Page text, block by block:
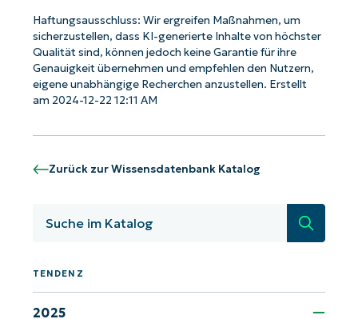
Haftungsausschluss: Wir ergreifen Maßnahmen, um
sicherzustellen, dass KI-generierte Inhalte von höchster
Qualität sind, können jedoch keine Garantie für ihre
Genauigkeit übernehmen und empfehlen den Nutzern,
eigene unabhängige Recherchen anzustellen. Erstellt
am 2024-12-22 12:11 AM
Zurück zur Wissensdatenbank Katalog
Suche
TENDENZ
2025
Starten Sie mit NinjaOne AI-gesteuerten
KB-Analysen!
First
Land